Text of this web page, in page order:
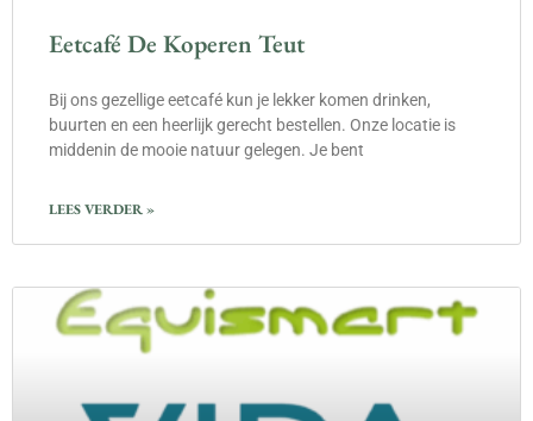
Eetcafé De Koperen Teut
Bij ons gezellige eetcafé kun je lekker komen drinken,
buurten en een heerlijk gerecht bestellen. Onze locatie is
middenin de mooie natuur gelegen. Je bent
LEES VERDER »